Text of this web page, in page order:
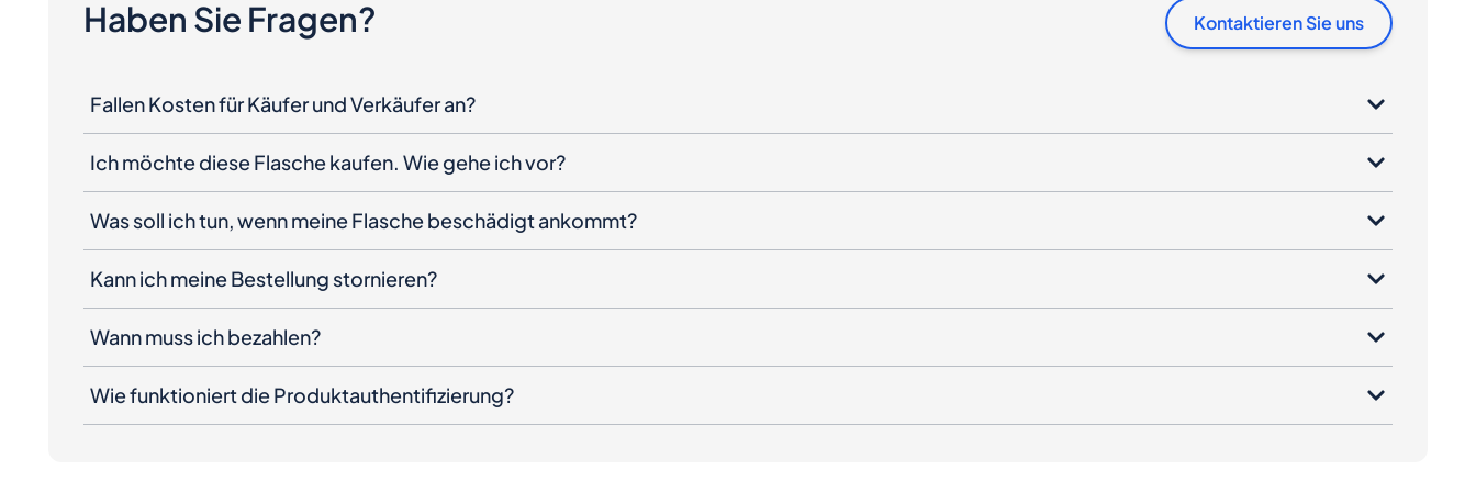
Haben Sie Fragen? Kontaktieren Sie uns
Fallen Kosten für Käufer und Verkäufer an?
Ich möchte diese Flasche kaufen. Wie gehe ich vor?
Was soll ich tun, wenn meine Flasche beschädigt ankommt?
Kann ich meine Bestellung stornieren?
Wann muss ich bezahlen?
Wie funktioniert die Produktauthentifizierung?